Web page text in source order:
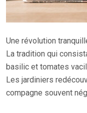
Une révolution
La tradition qui
basilic et tomates
Les jardiniers
compagne souvent